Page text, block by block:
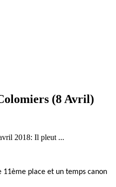
(8 Avril)
2018: Il pleut ...
place et un temps canon